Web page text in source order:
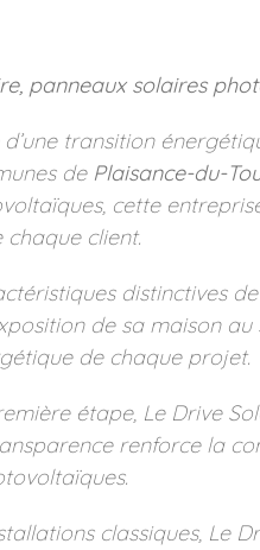
panneaux solaires
transition
dePlaisance-du-
cette
chaque client.
distinctives
de sa maison
de chaque projet.
étape, Le Drive
renforce la
classiques, Le